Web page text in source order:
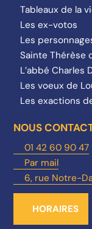
Tableaux de la
Les ex-votos
Les
Sainte Thérèse
L’abbé Charles
Les voeux de
Les exactions
NOUS
01 42 60 90 47
Par mail
6, rue Notre-
HORAIRES